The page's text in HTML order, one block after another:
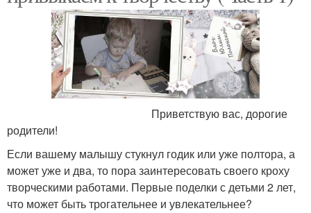
Приветствую вас, дорогие
родители!
Если вашему малышу стукнул годик или уже полтора, а
может уже и два, то пора заинтересовать своего кроху
творческими работами. Первые поделки с детьми 2 лет,
что может быть трогательнее и увлекательнее?